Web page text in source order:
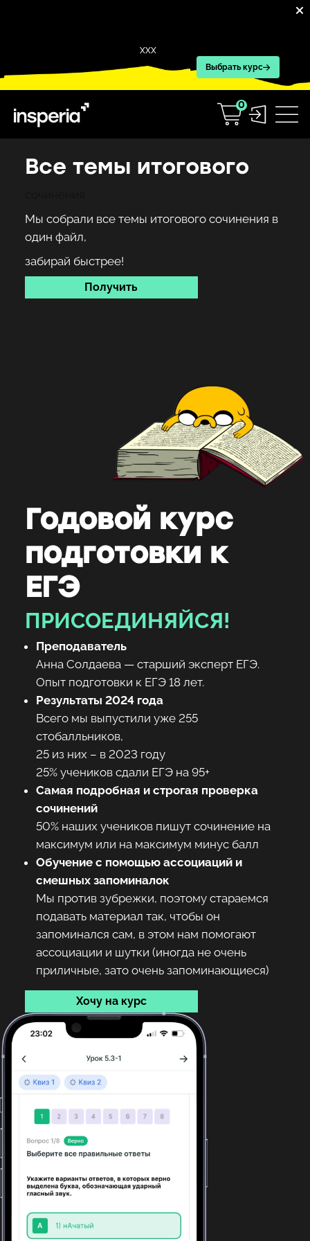
XXX
Выбрать курс
0
Все темы итогового
Мы собрали все темы итогового сочинения в
один файл,
забирай быстрее!
Получить
Годовой курс
подготовки к
ЕГЭ
ПРИСОЕДИНЯЙСЯ!
Преподаватель
Анна Солдаева — старший эксперт ЕГЭ.
Опыт подготовки к ЕГЭ 18 лет.
Результаты 2024 года
Всего мы выпустили уже 255
стобалльников,
25 из них – в 2023 году
25% учеников сдали ЕГЭ на 95+
Самая подробная и строгая проверка
сочинений
50% наших учеников пишут сочинение на
максимум или на максимум минус балл
Обучение с помощью ассоциаций и
смешных запоминалок
Мы против зубрежки, поэтому стараемся
подавать материал так, чтобы он
запоминался сам, в этом нам помогают
ассоциации и шутки (иногда не очень
приличные, зато очень запоминающиеся)
Хочу на курс